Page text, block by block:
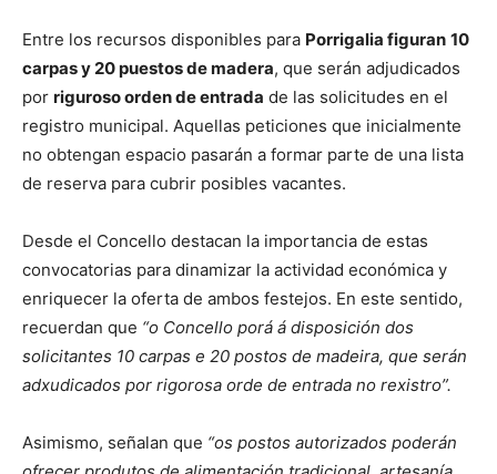
Entre los recursos disponibles para Porrigalia figuran 10
carpas y 20 puestos de madera, que serán adjudicados
por riguroso orden de entrada de las solicitudes en el
registro municipal. Aquellas peticiones que inicialmente
no obtengan espacio pasarán a formar parte de una lista
de reserva para cubrir posibles vacantes.
Desde el Concello destacan la importancia de estas
convocatorias para dinamizar la actividad económica y
enriquecer la oferta de ambos festejos. En este sentido,
recuerdan que “o Concello porá á disposición dos
solicitantes 10 carpas e 20 postos de madeira, que serán
adxudicados por rigorosa orde de entrada no rexistro”.
Asimismo, señalan que “os postos autorizados poderán